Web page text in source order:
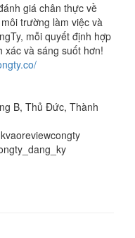
giá chân thực về
trường làm việc và
mỗi quyết định hợp
và sáng suốt hơn!
B, Thủ Đức, Thành